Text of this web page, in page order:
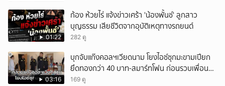
01:22
ก้อง ห้วยไร่ แจ้งข่าวเศร้า 'น้องพั้นช์' ลูกสาว
บุญธรรม เสียชีวิตจากอุบัติเหตุทางรถยนต์
282 ดู
03:16
บุกจับแก๊งคอลฯเวียดนาม โยงไอซ์ซุกมะขามเปียก
ยึดทองกว่า 40 บาท-สมาร์ทโฟน ก่อนรวบเพื่อน
ร่วมทีมหอบเงิน 1.5 แสนติดสินบนคาโรงพัก
169 ดู